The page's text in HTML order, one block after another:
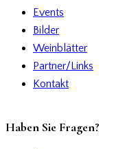
Events
Bilder
Weinblätter
Partner/Links
Kontakt
Haben Sie Fragen?